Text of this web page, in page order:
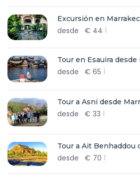
Excursión en
desde € 44
Tour en Esauira desde
desde € 65
Tour a Asni desde
desde € 33
Tour a Ait Benhaddou
desde € 70